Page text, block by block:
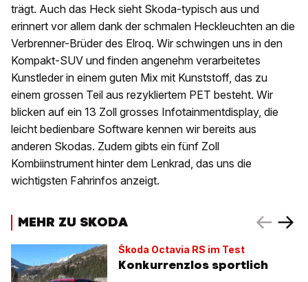
trägt. Auch das Heck sieht Skoda-typisch aus und
erinnert vor allem dank der schmalen Heckleuchten an die
Verbrenner-Brüder des Elroq. Wir schwingen uns in den
Kompakt-SUV und finden angenehm verarbeitetes
Kunstleder in einem guten Mix mit Kunststoff, das zu
einem grossen Teil aus rezykliertem PET besteht. Wir
blicken auf ein 13 Zoll grosses Infotainmentdisplay, die
leicht bedienbare Software kennen wir bereits aus
anderen Skodas. Zudem gibts ein fünf Zoll
Kombiinstrument hinter dem Lenkrad, das uns die
wichtigsten Fahrinfos anzeigt.
MEHR ZU SKODA
Škoda Octavia RS im Test
Konkurrenzlos sportlich